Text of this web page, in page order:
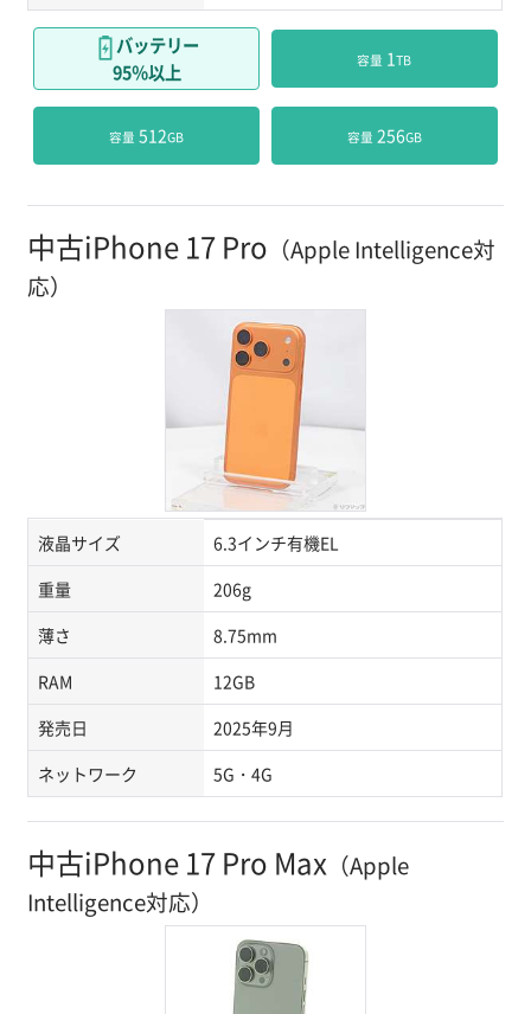
バッテリー
95％以上
容量 1TB
容量 512GB 容量 256GB
中古iPhone 17 Pro （Apple Intelligence対
応）
液晶サイズ
6.3インチ有機EL
重量
206g
薄さ
8.75mm
RAM
12GB
発売日
2025年9月
ネットワーク
5G・4G
中古iPhone 17 Pro Max （Apple
Intelligence対応）